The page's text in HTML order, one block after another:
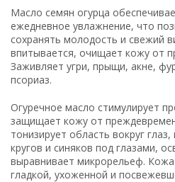
Масло семян огурца
ежедневное увлажнение, что
сохранять молодость и свежий
впитывается, очищает кожу от
Заживляет угри, прыщи, акне,
псориаз.
Огуречное масло стимулирует
защищает кожу от
тонизирует область вокруг
кругов и синяков под глазами,
выравнивает микрорельеф. Кожа
гладкой, ухоженной и